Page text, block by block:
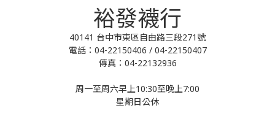
裕發襪行
40141 台中市東區自由路三段271號
電話：04-22150406 / 04-22150407
傳真：04-22132936
周一至周六早上10:30至晚上7:00
星期日公休